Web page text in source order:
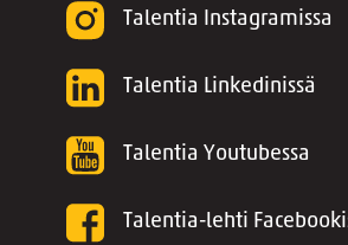
Talentia Instagramissa
Talentia Linkedinissä
Talentia Youtubessa
Talentia-lehti